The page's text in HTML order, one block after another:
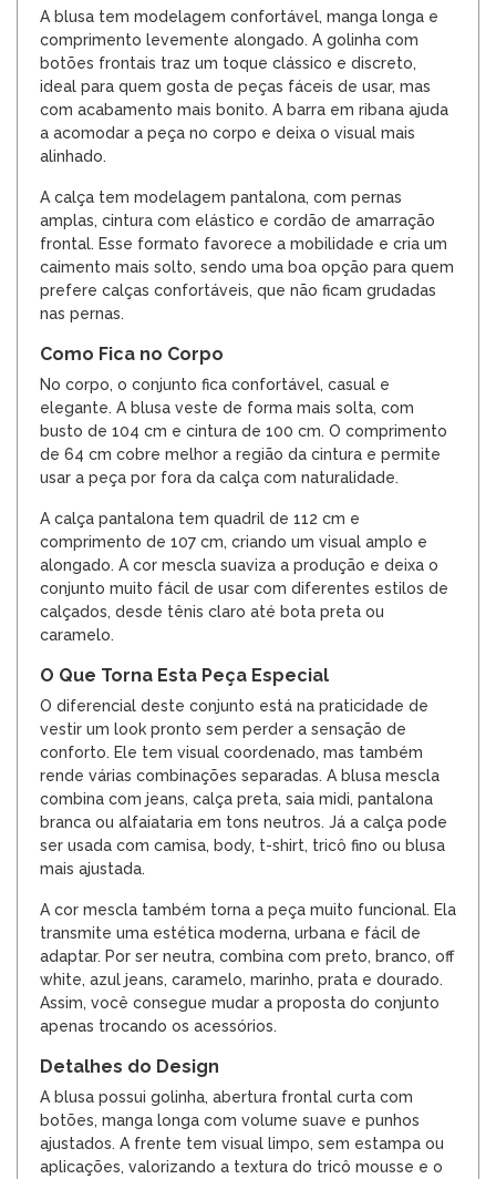
A blusa tem modelagem confortável, manga longa e
comprimento levemente alongado. A golinha com
botões frontais traz um toque clássico e discreto,
ideal para quem gosta de peças fáceis de usar, mas
com acabamento mais bonito. A barra em ribana ajuda
a acomodar a peça no corpo e deixa o visual mais
alinhado.
A calça tem modelagem pantalona, com pernas
amplas, cintura com elástico e cordão de amarração
frontal. Esse formato favorece a mobilidade e cria um
caimento mais solto, sendo uma boa opção para quem
prefere calças confortáveis, que não ficam grudadas
nas pernas.
Como Fica no Corpo
No corpo, o conjunto fica confortável, casual e
elegante. A blusa veste de forma mais solta, com
busto de 104 cm e cintura de 100 cm. O comprimento
de 64 cm cobre melhor a região da cintura e permite
usar a peça por fora da calça com naturalidade.
A calça pantalona tem quadril de 112 cm e
comprimento de 107 cm, criando um visual amplo e
alongado. A cor mescla suaviza a produção e deixa o
conjunto muito fácil de usar com diferentes estilos de
calçados, desde tênis claro até bota preta ou
caramelo.
O Que Torna Esta Peça Especial
O diferencial deste conjunto está na praticidade de
vestir um look pronto sem perder a sensação de
conforto. Ele tem visual coordenado, mas também
rende várias combinações separadas. A blusa mescla
combina com jeans, calça preta, saia midi, pantalona
branca ou alfaiataria em tons neutros. Já a calça pode
ser usada com camisa, body, t-shirt, tricô fino ou blusa
mais ajustada.
A cor mescla também torna a peça muito funcional. Ela
transmite uma estética moderna, urbana e fácil de
adaptar. Por ser neutra, combina com preto, branco, off
white, azul jeans, caramelo, marinho, prata e dourado.
Assim, você consegue mudar a proposta do conjunto
apenas trocando os acessórios.
Detalhes do Design
A blusa possui golinha, abertura frontal curta com
botões, manga longa com volume suave e punhos
ajustados. A frente tem visual limpo, sem estampa ou
aplicações, valorizando a textura do tricô mousse e o